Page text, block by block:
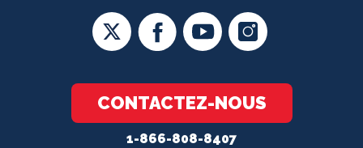
CONTACTEZ-NOUS
1-866-808-8407